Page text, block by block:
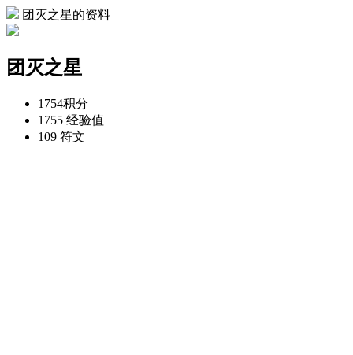
团灭之星的资料
团灭之星
1754积分
1755 经验值
109 符文